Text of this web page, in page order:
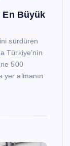
En Büyük
sürdüren
Türkiye’nin
500
yer almanın